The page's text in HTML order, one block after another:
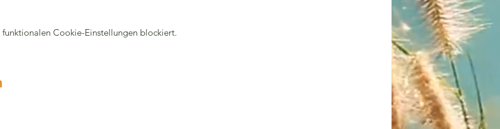
Cookie-Einstellungen blockiert.